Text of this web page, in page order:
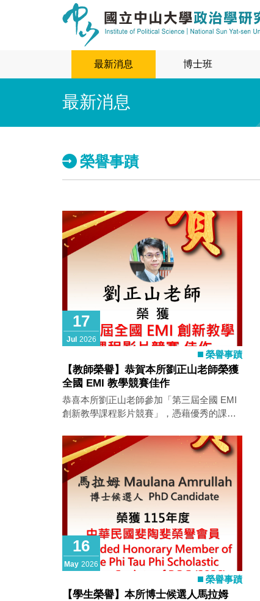
最新消息 博士班
最新消息
榮譽事蹟
17
Jul 2026
榮譽事蹟
【教師榮譽】恭賀本所劉正山老師榮獲
全國 EMI 教學競賽佳作
恭喜本所劉正山老師參加「第三屆全國 EMI
創新教學課程影片競賽」，憑藉優秀的課程
教學影片競賽
16
May 2026
榮譽事蹟
【學生榮譽】本所博士候選人馬拉姆